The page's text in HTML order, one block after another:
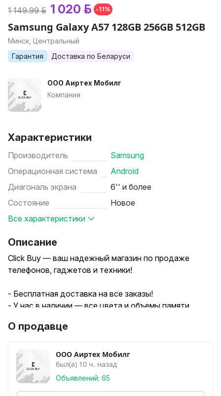
1 149.99 р. 1 020 р. -11%
Samsung Galaxy A57 128GB 256GB 512GB
Минск, Центральный
Гарантия
Доставка по Беларуси
ООО Аиртех Мобилг
Компания
Характеристики
Производитель
Samsung
Операционная система
Android
Диагональ экрана
6'' и более
Состояние
Новое
Все характеристики
Описание
Click Buy — ваш надежный магазин по продаже
телефонов, гаджетов и техники!
- Бесплатная доставка на все заказы!
- У нас в наличии — все цвета и объемы памяти.
Buy!
О продавце
ООО Аиртех Мобилг
был(а) 10 ч. назад
Объявлений: 65